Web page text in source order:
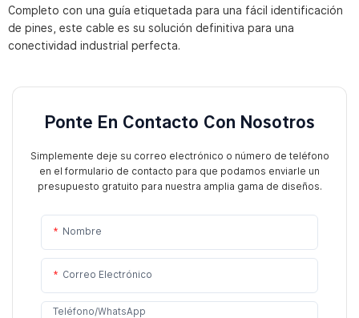
Completo con una guía etiquetada para una fácil identificación
de pines, este cable es su solución definitiva para una
conectividad industrial perfecta.
Ponte En Contacto Con Nosotros
Simplemente deje su correo electrónico o número de teléfono
en el formulario de contacto para que podamos enviarle un
presupuesto gratuito para nuestra amplia gama de diseños.
Nombre
Correo Electrónico
Teléfono/WhatsApp